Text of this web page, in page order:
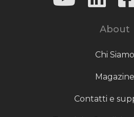
About
Chi Siamo
Magazine
Contatti e